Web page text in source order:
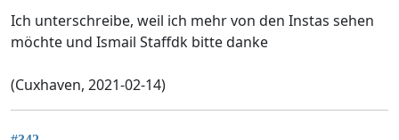
Ich unterschreibe, weil ich mehr von den Instas sehen
möchte und Ismail Staffdk bitte danke
(Cuxhaven, 2021-02-14)